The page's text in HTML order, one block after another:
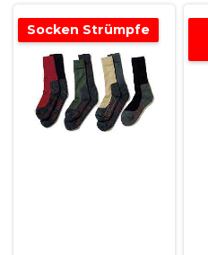
Socken Strümpfe